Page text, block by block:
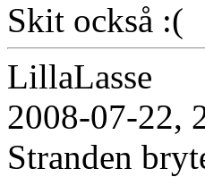
Skit också :(
LillaLasse
2008-07-22,
Stranden